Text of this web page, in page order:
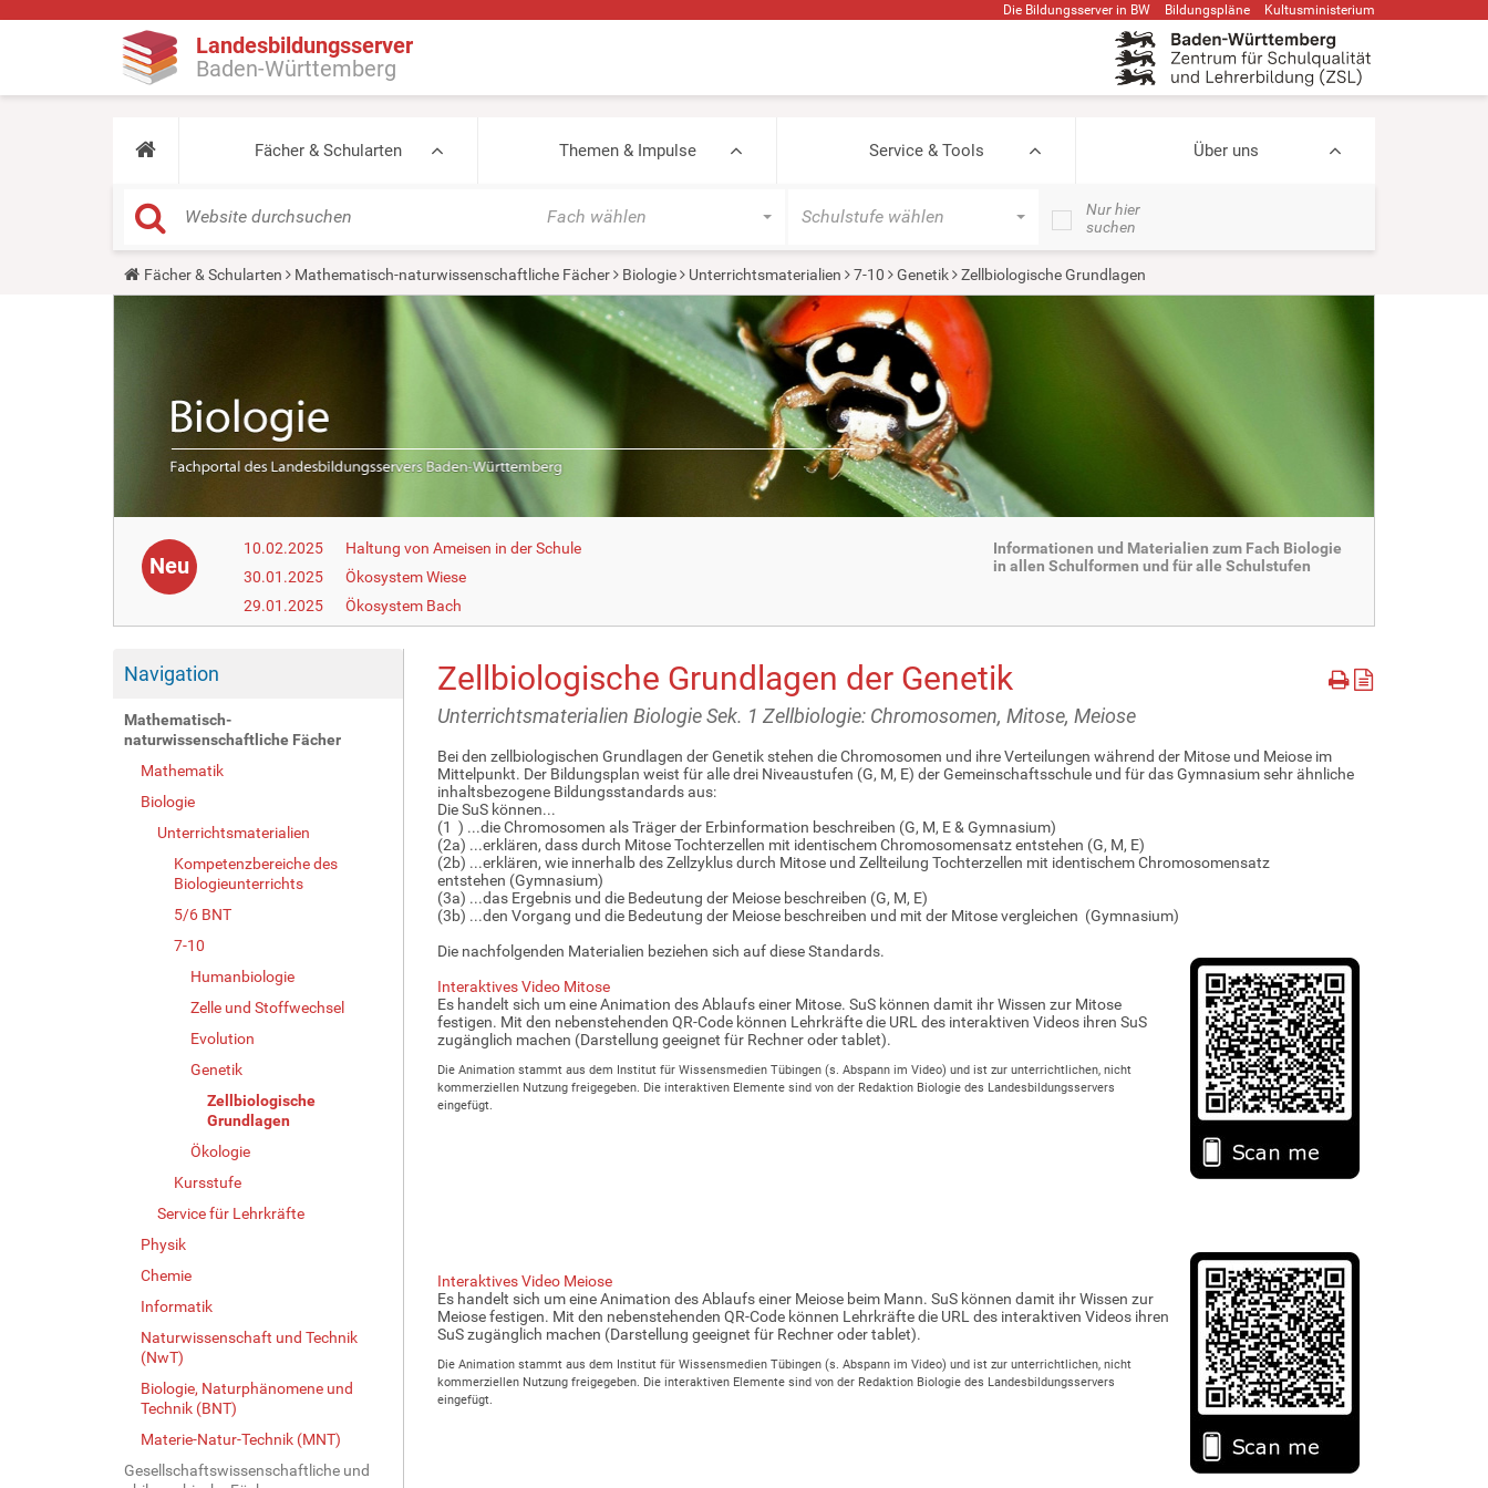
Die Bildungsserver in BW Bildungspläne Kultusministerium
Landesbildungsserver
Baden-Württemberg
Fächer & Schularten Themen & Impulse Service & Tools Über uns
Fach wählen Schulstufe wählen
Nur hier
suchen
Y
o
Fächer & Schularten Mathematisch-naturwissenschaftliche Fächer Biologie Unterrichtsmaterialien 7-10 Genetik Zellbiologische Grundlagen
Neu
10.02.2025
Haltung von Ameisen in der Schule
30.01.2025
Ökosystem Wiese
29.01.2025
Ökosystem Bach
Informationen und Materialien zum Fach Biologie
in allen Schulformen und für alle Schulstufen
Navigation
Mathematisch-
naturwissenschaftliche Fächer
Mathematik
Biologie
Unterrichtsmaterialien
Kompetenzbereiche des
Biologieunterrichts
5/6 BNT
7-10
Humanbiologie
Zelle und Stoffwechsel
Evolution
Genetik
Zellbiologische
Grundlagen
Ökologie
Kursstufe
Service für Lehrkräfte
Physik
Chemie
Informatik
Naturwissenschaft und Technik
(NwT)
Biologie, Naturphänomene und
Technik (BNT)
Materie-Natur-Technik (MNT)
Gesellschaftswissenschaftliche und
Zellbiologische Grundlagen der Genetik
Unterrichtsmaterialien Biologie Sek. 1 Zellbiologie: Chromosomen, Mitose, Meiose
Bei den zellbiologischen Grundlagen der Genetik stehen die Chromosomen und ihre Verteilungen während der Mitose und Meiose im
Mittelpunkt. Der Bildungsplan weist für alle drei Niveaustufen (G, M, E) der Gemeinschaftsschule und für das Gymnasium sehr ähnliche
inhaltsbezogene Bildungsstandards aus:
Die SuS können...
(1 ) ...die Chromosomen als Träger der Erbinformation beschreiben (G, M, E & Gymnasium)
(2a) ...erklären, dass durch Mitose Tochterzellen mit identischem Chromosomensatz entstehen (G, M, E)
(2b) ...erklären, wie innerhalb des Zellzyklus durch Mitose und Zellteilung Tochterzellen mit identischem Chromosomensatz
entstehen (Gymnasium)
(3a) ...das Ergebnis und die Bedeutung der Meiose beschreiben (G, M, E)
(3b) ...den Vorgang und die Bedeutung der Meiose beschreiben und mit der Mitose vergleichen (Gymnasium)
Die nachfolgenden Materialien beziehen sich auf diese Standards.
Interaktives Video Mitose
Es handelt sich um eine Animation des Ablaufs einer Mitose. SuS können damit ihr Wissen zur Mitose
festigen. Mit den nebenstehenden QR-Code können Lehrkräfte die URL des interaktiven Videos ihren SuS
zugänglich machen (Darstellung geeignet für Rechner oder tablet).
Die Animation stammt aus dem Institut für Wissensmedien Tübingen (s. Abspann im Video) und ist zur unterrichtlichen, nicht
kommerziellen Nutzung freigegeben. Die interaktiven Elemente sind von der Redaktion Biologie des Landesbildungsservers
eingefügt.
Interaktives Video Meiose
Es handelt sich um eine Animation des Ablaufs einer Meiose beim Mann. SuS können damit ihr Wissen zur
Meiose festigen. Mit den nebenstehenden QR-Code können Lehrkräfte die URL des interaktiven Videos ihren
SuS zugänglich machen (Darstellung geeignet für Rechner oder tablet).
Die Animation stammt aus dem Institut für Wissensmedien Tübingen (s. Abspann im Video) und ist zur unterrichtlichen, nicht
kommerziellen Nutzung freigegeben. Die interaktiven Elemente sind von der Redaktion Biologie des Landesbildungsservers
eingefügt.